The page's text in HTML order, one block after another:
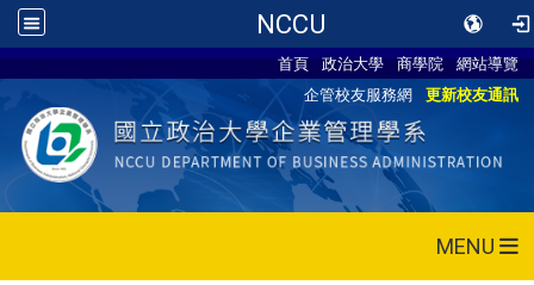
NCCU
首頁 政治大學 商學院
網站導覽
企管校友服務網
更新校友通訊
MENU